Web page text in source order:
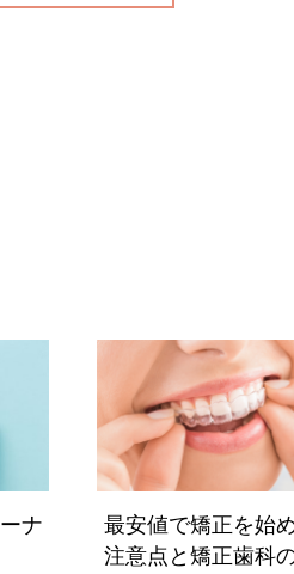
ナ
最安値で矯正を始
注意点と矯正歯科